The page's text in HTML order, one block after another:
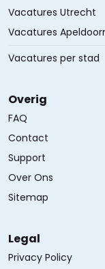
Vacatures Utrecht
Vacatures
Vacatures per stad
Overig
FAQ
Contact
Support
Over Ons
Sitemap
Legal
Privacy Policy